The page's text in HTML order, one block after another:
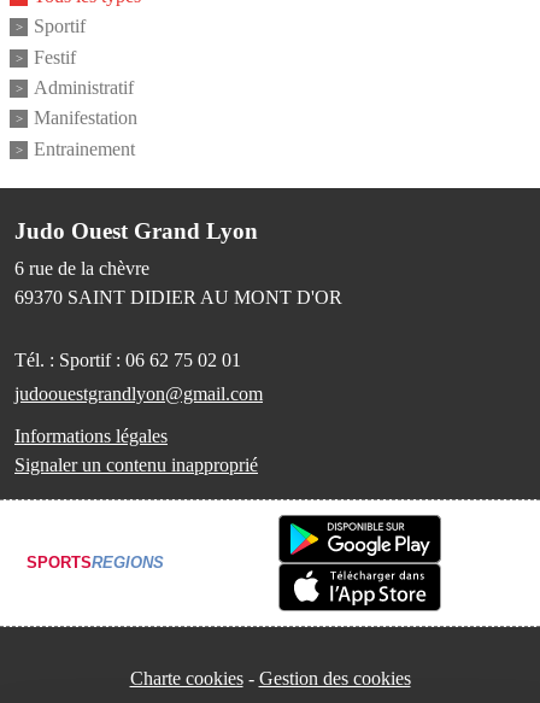
Sportif
Festif
Administratif
Manifestation
Entrainement
Judo Ouest Grand Lyon
6 rue de la chèvre
69370 SAINT DIDIER AU MONT D'OR
Tél. : Sportif : 06 62 75 02 01
judoouestgrandlyon@gmail.com
Informations légales
Signaler un contenu inapproprié
SPORTSREGIONS
Charte cookies Gestion des cookies